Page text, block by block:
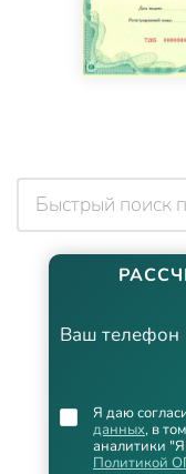
Ваш телефон
Я даю
данных, в
аналитики
Политикой